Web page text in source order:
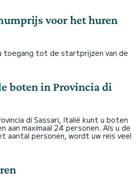
voor het huren
toegang tot de startprijzen van de
boten in Provincia di
di Sassari, Italië kunt u boten
aan maximaal 24 personen. Als u de
aantal personen, wordt uw reis veel